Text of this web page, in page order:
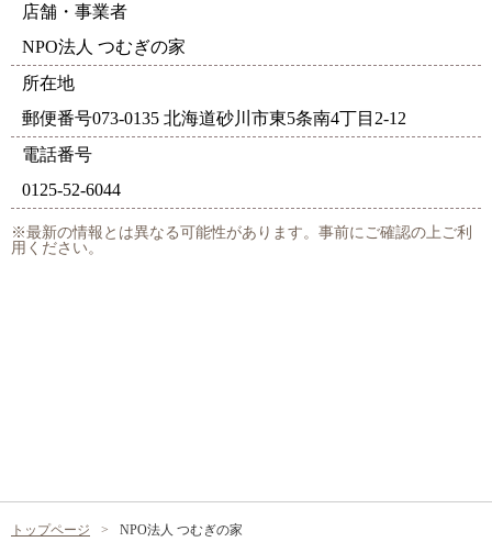
店舗・事業者
NPO法人 つむぎの家
所在地
郵便番号073-0135 北海道砂川市東5条南4丁目2-12
電話番号
0125-52-6044
※最新の情報とは異なる可能性があります。事前にご確認の上ご利
用ください。
トップページ NPO法人 つむぎの家